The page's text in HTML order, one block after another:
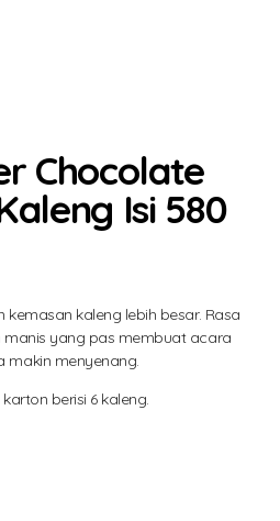
Chocolate
Isi 580
kaleng lebih besar. Rasa
yang pas membuat acara
makin menyenang.
berisi 6 kaleng.